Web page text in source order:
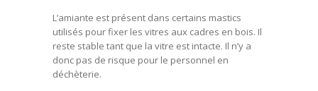
L’amiante est présent dans certains mastics
utilisés pour fixer les vitres aux cadres en bois. Il
reste stable tant que la vitre est intacte. Il n’y a
donc pas de risque pour le personnel en
déchèterie.